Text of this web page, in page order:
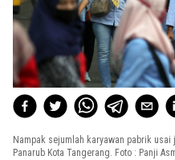
Nampak sejumlah karyawan pabrik
Panarub Kota Tangerang. Foto : Panji